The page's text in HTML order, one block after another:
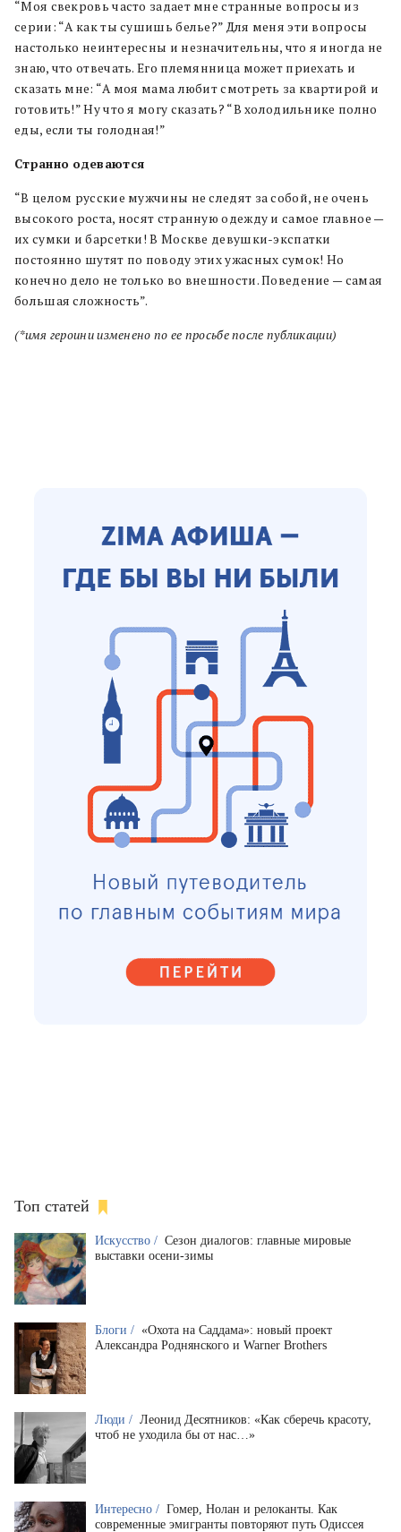
“Моя свекровь часто задает мне странные вопросы из
серии: “А как ты сушишь белье?” Для меня эти вопросы
настолько неинтересны и незначительны, что я иногда не
знаю, что отвечать. Его племянница может приехать и
сказать мне: “А моя мама любит смотреть за квартирой и
готовить!” Ну что я могу сказать? “В холодильнике полно
еды, если ты голодная!”
Странно одеваются
“В целом русские мужчины не следят за собой, не очень
высокого роста, носят странную одежду и самое главное —
их сумки и барсетки! В Москве девушки-экспатки
постоянно шутят по поводу этих ужасных сумок! Но
конечно дело не только во внешности. Поведение — самая
большая сложность”.
(*имя героини изменено по ее просьбе после публикации)
Топ статей
Искусство / Сезон диалогов: главные мировые
выставки осени-зимы
Блоги / «Охота на Саддама»: новый проект
Александра Роднянского и Warner Brothers
Люди / Леонид Десятников: «Как сберечь красоту,
чтоб не уходила бы от нас…»
Интересно / Гомер, Нолан и релоканты. Как
современные эмигранты повторяют путь Одиссея